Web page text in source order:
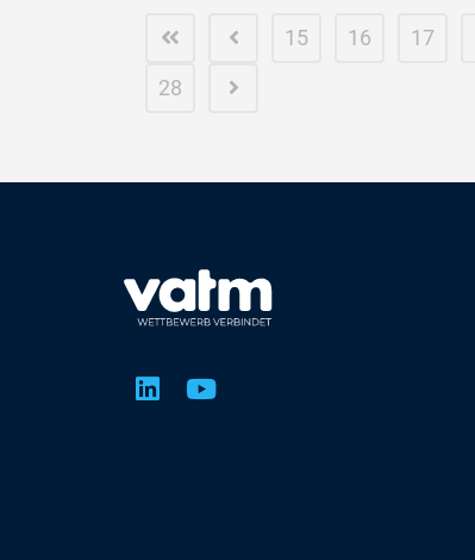
15 16 17
28